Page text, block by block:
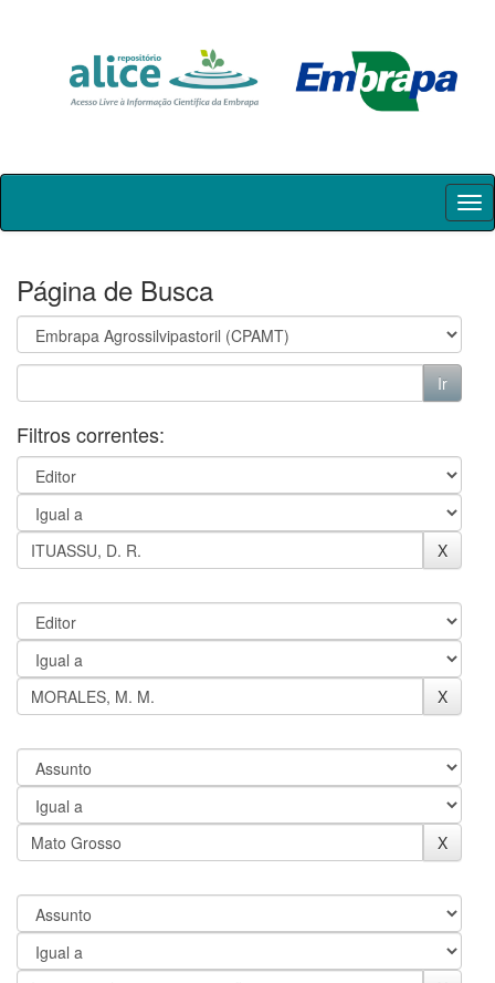
Skip
Página de Busca
Filtros correntes: